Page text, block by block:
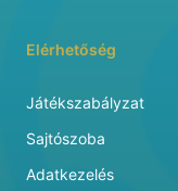
Elérhetőség
Játékszabályzat
Sajtószoba
Adatkezelés